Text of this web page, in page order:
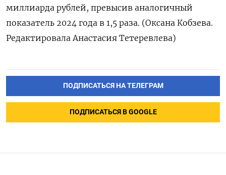
миллиарда рублей, превысив аналогичный
показатель 2024 ​года в 1,5 раза. (Оксана ‌Кобзева.
Редактировала Анастасия Тетеревлева)
ПОДПИСАТЬСЯ НА ТЕЛЕГРАМ
ПОДПИСАТЬСЯ В GOOGLE